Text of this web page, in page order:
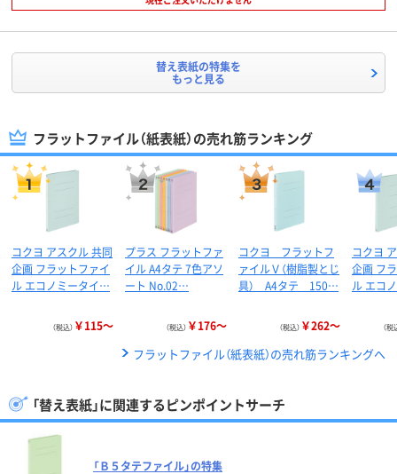
替え表紙の特集を
もっと見る
フラットファイル（紙表紙）の売れ筋ランキング
コクヨ アスクル 共同
企画 フラットファイ
ル エコノミータイ…
（税込） ￥115～
プラス フラットファ
イル A4タテ 7色アソ
ート No.02…
（税込） ￥176～
コクヨ フラットフ
ァイルＶ（樹脂製とじ
具） A4タテ 150…
（税込） ￥262～
コクヨ
企画 フ
ル エコ
（税
フラットファイル（紙表紙）の売れ筋ランキングへ
「替え表紙」に関連するピンポイントサーチ
「Ｂ５タテファイル」の特集